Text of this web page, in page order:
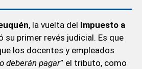
, la vuelta del Impuesto a
primer revés judicial. Es que
los docentes y empleados
deberán pagar” el tributo, como